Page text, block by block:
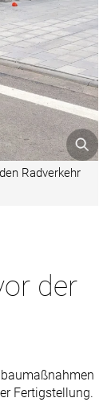
Radverkehr
der
Fertigstellung.